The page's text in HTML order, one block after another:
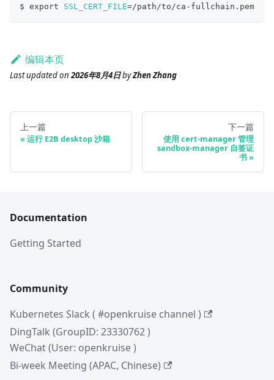
$ export SSL_CERT_FILE=/path/to/ca-fullchain.pem
编辑本页
Last updatedon2026年8月4日byZhen Zhang
上一篇
运行 E2B desktop 沙箱
下一篇
使用 cert-manager 管理
sandbox-manager 自签证
书
Documentation
Getting Started
Community
Kubernetes Slack ( #openkruise channel )
DingTalk (GroupID: 23330762 )
WeChat (User: openkruise )
Bi-week Meeting (APAC, Chinese)